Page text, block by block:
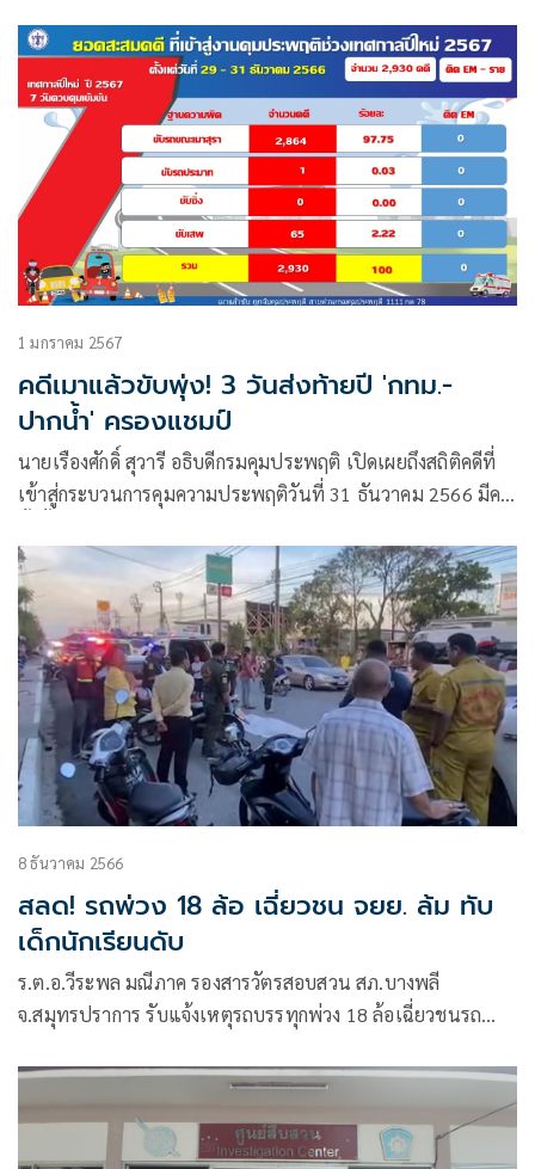
1 มกราคม 2567
คดีเมาแล้วขับพุ่ง! 3 วันส่งท้ายปี 'กทม.-
ปากน้ำ' ครองแชมป์
นายเรืองศักดิ์ สุวารี อธิบดีกรมคุมประพฤติ เปิดเผยถึงสถิติคดีที่
เข้าสู่กระบวนการคุมความประพฤติวันที่ 31 ธันวาคม 2566 มีคดี
เสพ 39 คดี
8 ธันวาคม 2566
สลด! รถพ่วง 18 ล้อ เฉี่ยวชน จยย. ล้ม ทับ
เด็กนักเรียนดับ
ร.ต.อ.วีระพล มณีภาค รองสารวัตรสอบสวน สภ.บางพลี
จ.สมุทรปราการ รับแจ้งเหตุรถบรรทุกพ่วง 18 ล้อเฉี่ยวชนรถ